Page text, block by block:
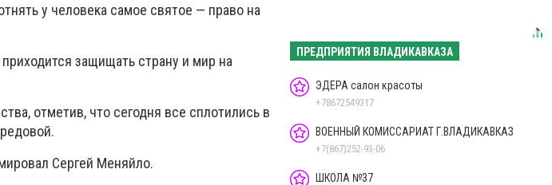
у человека самое святое — право на
защищать страну и мир на
отметив, что сегодня все сплотились в
Сергей Меняйло.
ПРЕДПРИЯТИЯ ВЛАДИКАВКАЗА
ЭДЕРА салон красоты
+78672549317
ВОЕННЫЙ КОМИССАРИАТ Г.ВЛАДИКАВКАЗ
+7(867)252-93-06
ШКОЛА №37